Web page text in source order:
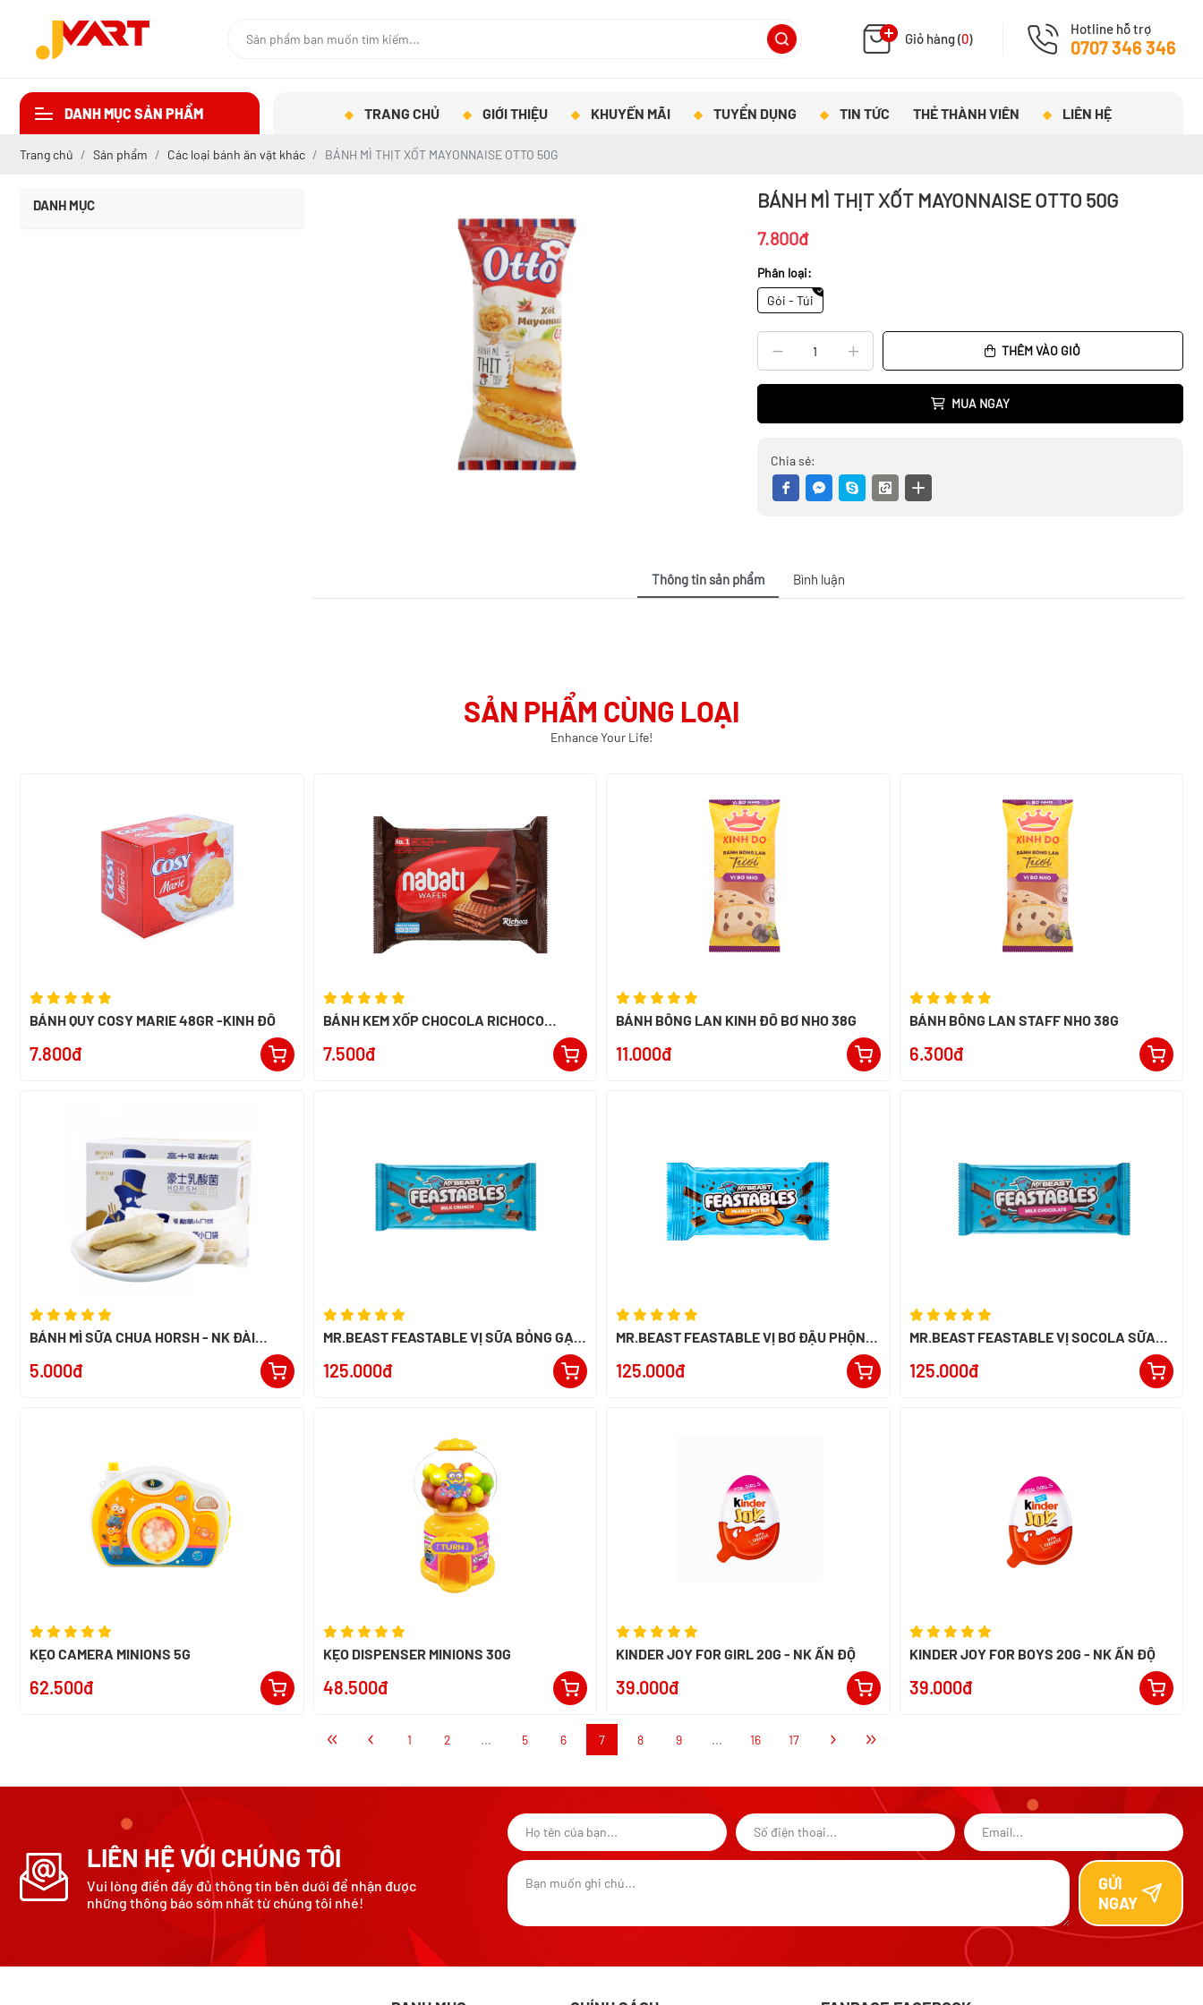
Giỏ hàng (0)
Hotline hỗ trợ
0707 346 346
DANH MỤC SẢN PHẨM TRANG CHỦ GIỚI THIỆU KHUYẾN MÃI TUYỂN DỤNG TIN TỨC THẺ THÀNH VIÊN LIÊN HỆ
Trang chủ Sản phẩm Các loại bánh ăn vặt khác BÁNH MÌ THỊT XỐT MAYONNAISE OTTO 50G
DANH MỤC BÁNH MÌ THỊT XỐT MAYONNAISE OTTO 50G
7.800đ
Phân loại:
Gói - Túi
THÊM VÀO GIỎ
MUA NGAY
Chia sẻ:
Thông tin sản phẩm Bình luận
SẢN PHẨM CÙNG LOẠI
Enhance Your Life!
BÁNH QUY COSY MARIE 48GR -KINH ĐÔ
7.800đ
BÁNH KEM XỐP CHOCOLA RICHOCO
7.500đ
BÁNH BÔNG LAN KINH ĐÔ BƠ NHO 38G
11.000đ
BÁNH BÔNG LAN STAFF NHO 38G
6.300đ
BÁNH MÌ SỮA CHUA HORSH - NK ĐÀI
5.000đ
MR.BEAST FEASTABLE VỊ SỮA BỎNG GẠO
125.000đ
MR.BEAST FEASTABLE VỊ BƠ ĐẬU PHỘNG
125.000đ
MR.BEAST FEASTABLE VỊ SOCOLA SỮA
125.000đ
KẸO CAMERA MINIONS 5G
62.500đ
KẸO DISPENSER MINIONS 30G
48.500đ
KINDER JOY FOR GIRL 20G - NK ẤN ĐỘ
39.000đ
KINDER JOY FOR BOYS 20G - NK ẤN ĐỘ
39.000đ
1 2 ... 5 6 7 8 9 ... 16 17
LIÊN HỆ VỚI CHÚNG TÔI
Vui lòng điền đầy đủ thông tin bên dưới để nhận được
những thông báo sớm nhất từ chúng tôi nhé!
GỬI
NGAY